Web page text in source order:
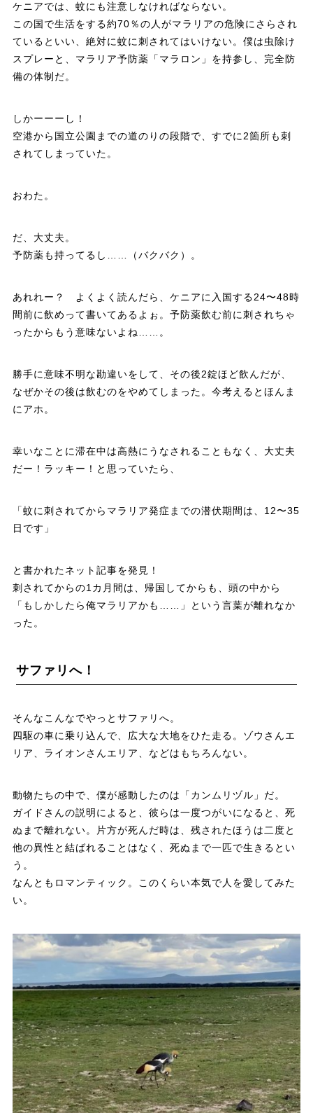
ケニアでは、蚊にも注意しなければならない。
この国で生活をする約70％の人がマラリアの危険にさらされ
ているといい、絶対に蚊に刺されてはいけない。僕は虫除け
スプレーと、マラリア予防薬「マラロン」を持参し、完全防
備の体制だ。
しかーーーし！
空港から国立公園までの道のりの段階で、すでに2箇所も刺
されてしまっていた。
おわた。
だ、大丈夫。
予防薬も持ってるし……（バクバク）。
あれれー？ よくよく読んだら、ケニアに入国する24〜48時
間前に飲めって書いてあるよぉ。予防薬飲む前に刺されちゃ
ったからもう意味ないよね……。
勝手に意味不明な勘違いをして、その後2錠ほど飲んだが、
なぜかその後は飲むのをやめてしまった。今考えるとほんま
にアホ。
幸いなことに滞在中は高熱にうなされることもなく、大丈夫
だー！ラッキー！と思っていたら、
「蚊に刺されてからマラリア発症までの潜伏期間は、12〜35
日です」
と書かれたネット記事を発見！
刺されてからの1カ月間は、帰国してからも、頭の中から
「もしかしたら俺マラリアかも……」という言葉が離れなか
った。
サファリへ！
そんなこんなでやっとサファリへ。
四駆の車に乗り込んで、広大な大地をひた走る。ゾウさんエ
リア、ライオンさんエリア、などはもちろんない。
動物たちの中で、僕が感動したのは「カンムリヅル」だ。
ガイドさんの説明によると、彼らは一度つがいになると、死
ぬまで離れない。片方が死んだ時は、残されたほうは二度と
他の異性と結ばれることはなく、死ぬまで一匹で生きるとい
う。
なんともロマンティック。このくらい本気で人を愛してみた
い。